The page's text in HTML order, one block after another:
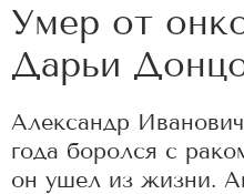
Умер от
Дарьи
Александр
года боролся с
он ушел из жизни.